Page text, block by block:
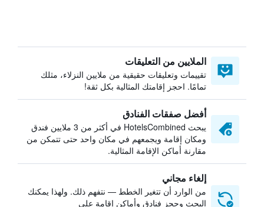
الملايين من التعليقات
تقييمات وتعليقات حقيقية من ملايين النزلاء، مثلك
تمامًا. احجز إقامتك المثالية بكل ثقة!
أفضل صفقات الفنادق
يبحث HotelsCombined في أكثر من 3 ملايين فندق
ومكان إقامة ويجمعهم في مكان واحد حتى تتمكن من
مقارنة أماكن الإقامة المثالية.
إلغاء مجاني
من الوارد أن تتغير الخطط — نتفهم ذلك. ولهذا يمكنك
البحث وحجز فنادق وأماكن إقامة على